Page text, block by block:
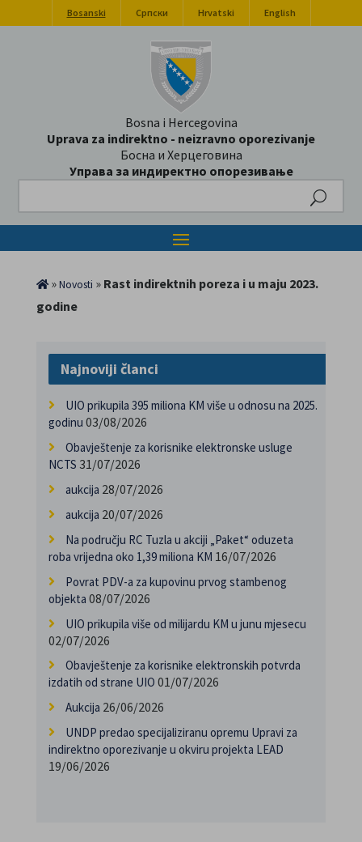
Bosanski Српски Hrvatski English
Bosna i Hercegovina
Uprava za indirektno - neizravno oporezivanje
Босна и Херцеговина
Управа за индиректно опорезивање
»Novosti » Rast indirektnih poreza i u maju 2023.
godine
Najnoviji članci
UIO prikupila 395 miliona KM više u odnosu na 2025.
godinu 03/08/2026
Obavještenje za korisnike elektronske usluge
NCTS 31/07/2026
aukcija 28/07/2026
aukcija 20/07/2026
Na području RC Tuzla u akciji „Paket“ oduzeta
roba vrijedna oko 1,39 miliona KM 16/07/2026
Povrat PDV-a za kupovinu prvog stambenog
objekta 08/07/2026
UIO prikupila više od milijardu KM u junu mjesecu
02/07/2026
Obavještenje za korisnike elektronskih potvrda
izdatih od strane UIO 01/07/2026
Aukcija 26/06/2026
UNDP predao specijaliziranu opremu Upravi za
indirektno oporezivanje u okviru projekta LEAD
19/06/2026